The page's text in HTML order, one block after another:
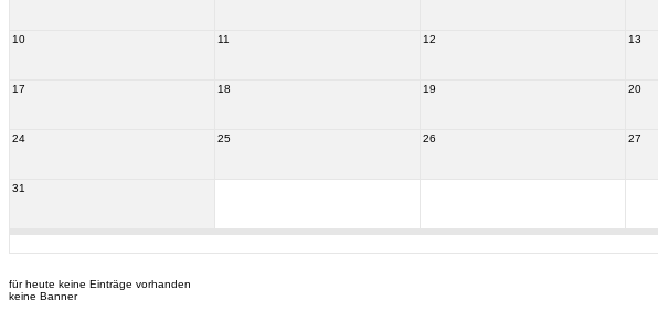
10 11 12 13
17 18 19 20
24 25 26 27
31
für heute keine Einträge vorhanden
keine Banner